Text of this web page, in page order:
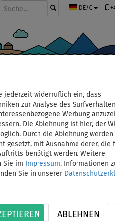
jederzeit widerruflich ein, dass
zur Analyse des
Werbung
Die Ablehnung ist hier, der
Durch die Ablehnung werden
gesetzt, mit Ausnahme derer, die
benötigt werden. Weitere
Sie im
Impressum. Informationen
Sie in unserer
ABLEHNEN
DE/€
Damen
langarm -
von PADDLEFASHION.COM
kühlt es angenehm ab und